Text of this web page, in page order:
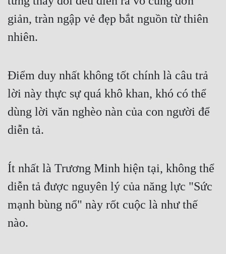
giản, tràn ngập vẻ đẹp bắt nguồn từ thiên
nhiên.
Điểm duy nhất không tốt chính là câu trả
lời này thực sự quá khô khan, khó có thể
dùng lời văn nghèo nàn của con người để
diễn tả.
Ít nhất là Trương Minh hiện tại, không thể
diễn tả được nguyên lý của năng lực "Sức
mạnh bùng nổ" này rốt cuộc là như thế
nào.